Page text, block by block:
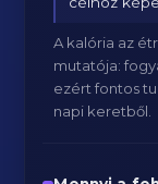
A kalória az
mutatója:
ezért fontos
napi keretből.